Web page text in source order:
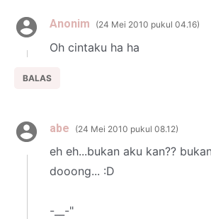
Anonim 24 Mei 2010 pukul 04.16
Oh cintaku ha ha
BALAS
abe 24 Mei 2010 pukul 08.12
eh eh...bukan aku kan??
dooong... :D
-__-"